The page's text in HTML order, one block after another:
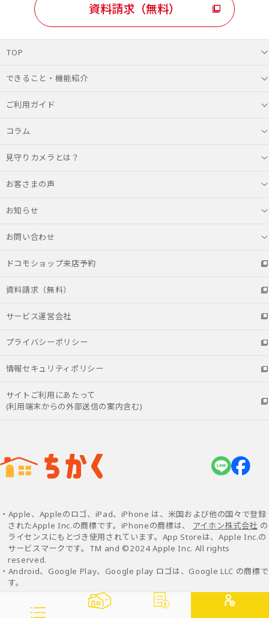
資料請求（無料）
TOP
できること・機能紹介
ご利用ガイド
コラム
見守りカメラとは？
お客さまの声
お知らせ
お問い合わせ
ドコモショップ来店予約
資料請求（無料）
サービス運営会社
プライバシーポリシー
情報セキュリティポリシー
サイトご利用にあたって
(利用端末からの外部送信の案内含む)
・Apple、Appleのロゴ、iPad、iPhone は、米国および他の国々で登録
されたApple Inc.の商標です。iPhoneの商標は、 アイホン株式会社 の
ライセンスにもとづき使用されています。App Storeは、Apple Inc.の
サービスマークです。TM and ©2024 Apple Inc. All rights
reserved.
・Android、Google Play、Google play ロゴは、Google LLC の商標で
す。